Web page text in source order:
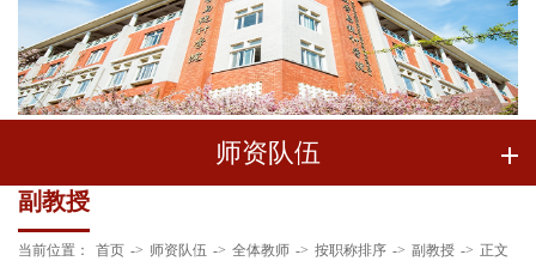
师资队伍
副教授
当前位置： 首页 -> 师资队伍 -> 全体教师 -> 按职称排序 -> 副教授 -> 正文